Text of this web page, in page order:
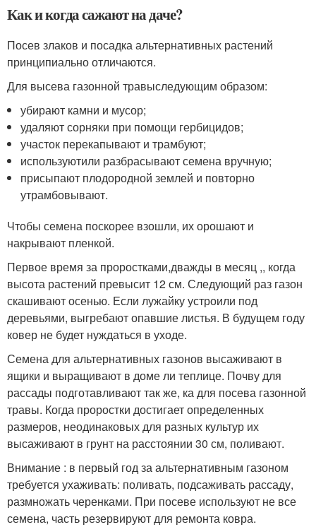
Как и когда сажают на даче?
Посев злаков и посадка альтернативных растений
принципиально отличаются.
Для высева газонной травыследующим образом:
убирают камни и мусор;
удаляют сорняки при помощи гербицидов;
участок перекапывают и трамбуют;
используютили разбрасывают семена вручную;
присыпают плодородной землей и повторно
утрамбовывают.
Чтобы семена поскорее взошли, их орошают и
накрывают пленкой.
Первое время за проростками,дважды в месяц ,, когда
высота растений превысит 12 см. Следующий раз газон
скашивают осенью. Если лужайку устроили под
деревьями, выгребают опавшие листья. В будущем году
ковер не будет нуждаться в уходе.
Семена для альтернативных газонов высаживают в
ящики и выращивают в доме ли теплице. Почву для
рассады подготавливают так же, ка для посева газонной
травы. Когда проростки достигает определенных
размеров, неодинаковых для разных культур их
высаживают в грунт на расстоянии 30 см, поливают.
Внимание : в первый год за альтернативным газоном
требуется ухаживать: поливать, подсаживать рассаду,
размножать черенками. При посеве используют не все
семена, часть резервируют для ремонта ковра.